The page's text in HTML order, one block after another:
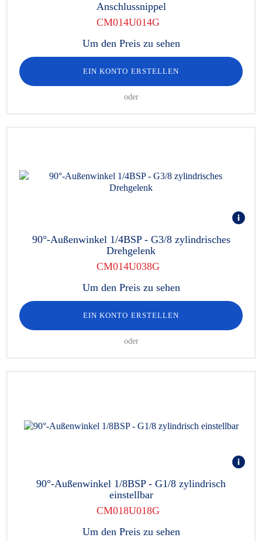
Anschlussnippel
CM014U014G
Um den Preis zu sehen
EIN KONTO ERSTELLEN
oder
90°-Außenwinkel 1/4BSP - G3/8 zylindrisches
Drehgelenk
CM014U038G
Um den Preis zu sehen
EIN KONTO ERSTELLEN
oder
90°-Außenwinkel 1/8BSP - G1/8 zylindrisch
einstellbar
CM018U018G
Um den Preis zu sehen